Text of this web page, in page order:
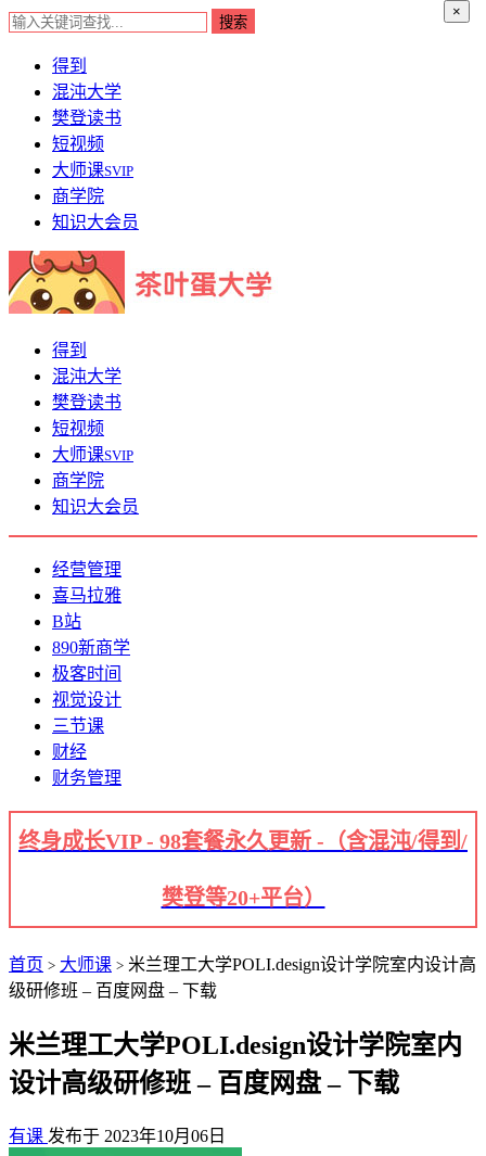
×
得到
混沌大学
樊登读书
短视频
大师课SVIP
商学院
知识大会员
得到
混沌大学
樊登读书
短视频
大师课SVIP
商学院
知识大会员
经营管理
喜马拉雅
B站
890新商学
极客时间
视觉设计
三节课
财经
财务管理
终身成长VIP - 98套餐永久更新 -（含混沌/得到/
樊登等20+平台）
首页 > 大师课 > 米兰理工大学POLI.design设计学院室内设计高
级研修班 – 百度网盘 – 下载
米兰理工大学POLI.design设计学院室内
设计高级研修班 – 百度网盘 – 下载
有课 发布于 2023年10月06日